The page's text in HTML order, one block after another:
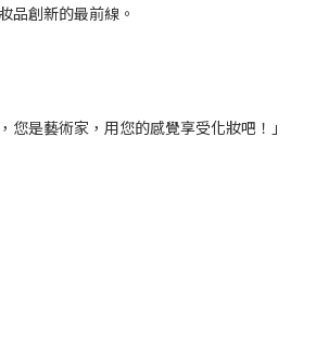
品創新的最前線。
您是藝術家，用您的感覺享受化妝吧！」